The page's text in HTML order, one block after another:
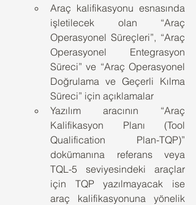
Araç kalifikasyonu esnasında
işletilecek olan “Araç
Operasyonel Süreçleri”, “Araç
Operasyonel Entegrasyon
Süreci” ve “Araç Operasyonel
Doğrulama ve Geçerli Kılma
Süreci” için açıklamalar
Yazılım aracının “Araç
Kalifikasyon Planı (Tool
Qualification Plan-TQP)”
dokümanına referans veya
TQL-5 seviyesindeki araçlar
için TQP yazılmayacak ise
araç kalifikasyonuna yönelik